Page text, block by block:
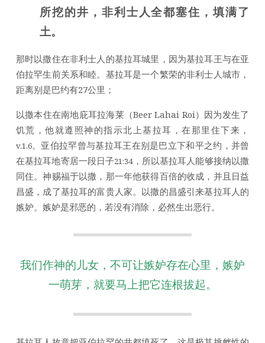
所挖的井，非利士人全都塞住，填满了
土。
那时以撒住在非利士人的基拉耳城里，因为基拉耳王与在亚
伯拉罕生前关系和睦。基拉耳是一个繁荣的非利士人城市，
距离别是巴约有27公里；
以撒本住在南地庇耳拉海莱（Beer Lahai Roi）因为发生了
饥荒，他就遵照神的指示北上基拉耳，在那里住下来，
v.1,6。亚伯拉罕曾与基拉耳王在别是巴立下和平之约，并曾
在基拉耳地寄居一段日子21:34，所以基拉耳人能够接纳以撒
同住。神赐福于以撒，那一年他获得百倍的收成，并且日益
昌盛，成了基拉耳的富贵人家。以撒的昌盛引来基拉耳人的
嫉妒。嫉妒是邪恶的，若没有消除，必然生出恶行。
我们作神的儿女，不可让嫉妒存在心里，嫉妒
一萌芽，就要马上把它连根拔起。